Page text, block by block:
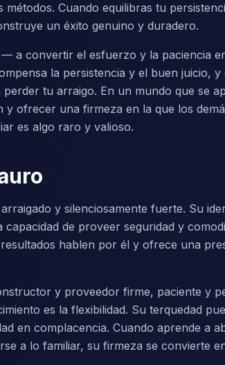
Cuando equilibras tu
un éxito genuino y duradero.
a convertir el esfuerzo y la paciencia
la persistencia y el buen juicio, y
tu arraigo. En un mundo que se
ofrecer una firmeza en la que los
es algo raro y valioso.
y silenciosamente fuerte. Su
de proveer seguridad y
hablen por él y ofrece una
y proveedor firme, paciente y
es la flexibilidad. Su terquedad
en complacencia. Cuando aprende a
a lo familiar, su firmeza se convierte